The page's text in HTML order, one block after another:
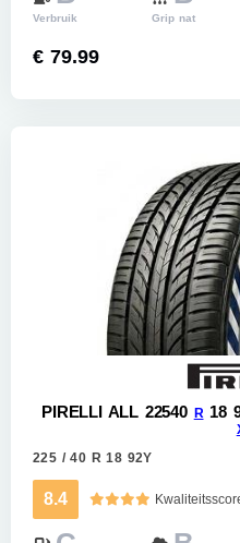
Verbruik Grip nat
€ 79.99
PIRELLI ALL 22540 R 18
225 / 40 R 18 92Y
8.4